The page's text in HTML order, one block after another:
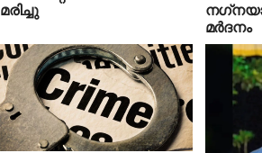
മരിച്ചു
മര്‍ദനം